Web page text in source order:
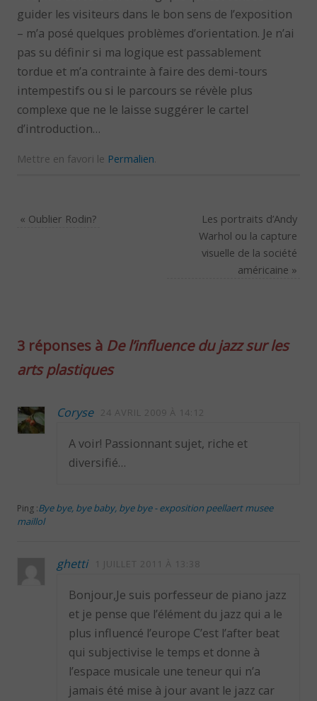
guider les visiteurs dans le bon sens de l’exposition
– m’a posé quelques problèmes d’orientation. Je n’ai
pas su définir si ma logique est passablement
tordue et m’a contrainte à faire des demi-tours
intempestifs ou si le parcours se révèle plus
complexe que ne le laisse suggérer le cartel
d’introduction…
Mettre en favori le Permalien
« Oublier Rodin?
Les portraits d’Andy
Warhol ou la capture
visuelle de la société
américaine »
3 réponses à De l’influence du jazz sur les
arts plastiques
Coryse 24 AVRIL 2009 À 14:12
A voir! Passionnant sujet, riche et
diversifié…
Ping :Bye bye, bye baby, bye bye - exposition peellaert musee
maillol
ghetti 1 JUILLET 2011 À 13:38
Bonjour,Je suis porfesseur de piano jazz
et je pense que l’élément du jazz qui a le
plus influencé l’europe C’est l’after beat
qui subjectivise le temps et donne à
l’espace musicale une teneur qui n’a
jamais été mise à jour avant le jazz car